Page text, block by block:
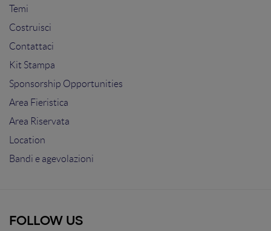
Temi
Costruisci
Contattaci
Kit Stampa
Sponsorship Opportunities
Area Fieristica
Area Riservata
Location
Bandi e agevolazioni
FOLLOW US